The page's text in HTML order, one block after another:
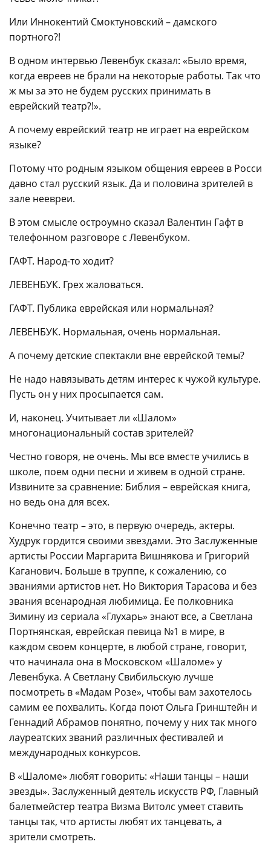
Или Иннокентий Смоктуновский – дамского
портного?!
В одном интервью Левенбук сказал: «Было время,
когда евреев не брали на некоторые работы. Так что
ж мы за это не будем русских принимать в
еврейский театр?!».
А почему еврейский театр не играет на еврейском
языке?
Потому что родным языком общения евреев в Росси
давно стал русский язык. Да и половина зрителей в
зале неевреи.
В этом смысле остроумно сказал Валентин Гафт в
телефонном разговоре с Левенбуком.
ГАФТ. Народ-то ходит?
ЛЕВЕНБУК. Грех жаловаться.
ГАФТ. Публика еврейская или нормальная?
ЛЕВЕНБУК. Нормальная, очень нормальная.
А почему детские спектакли вне еврейской темы?
Не надо навязывать детям интерес к чужой культуре.
Пусть он у них просыпается сам.
И, наконец. Учитывает ли «Шалом»
многонациональный состав зрителей?
Честно говоря, не очень. Мы все вместе учились в
школе, поем одни песни и живем в одной стране.
Извините за сравнение: Библия – еврейская книга,
но ведь она для всех.
Конечно театр – это, в первую очередь, актеры.
Худрук гордится своими звездами. Это Заслуженные
артисты России Маргарита Вишнякова и Григорий
Каганович. Больше в труппе, к сожалению, со
званиями артистов нет. Но Виктория Тарасова и без
звания всенародная любимица. Ее полковника
Зимину из сериала «Глухарь» знают все, а Светлана
Портнянская, еврейская певица №1 в мире, в
каждом своем концерте, в любой стране, говорит,
что начинала она в Московском «Шаломе» у
Левенбука. А Светлану Свибильскую лучше
посмотреть в «Мадам Розе», чтобы вам захотелось
самим ее похвалить. Когда поют Ольга Гринштейн и
Геннадий Абрамов понятно, почему у них так много
лауреатских званий различных фестивалей и
международных конкурсов.
В «Шаломе» любят говорить: «Наши танцы – наши
звезды». Заслуженный деятель искусств РФ, Главный
балетмейстер театра Визма Витолс умеет ставить
танцы так, что артисты любят их танцевать, а
зрители смотреть.